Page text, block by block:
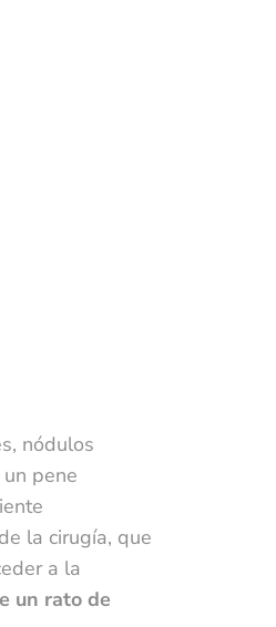
nódulos
pene
la cirugía, que
a la
un rato de